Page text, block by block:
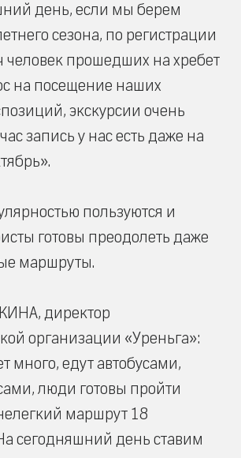
день, если мы берем
сезона, по регистрации
человек прошедших на хребет
на посещение наших
экскурсии очень
запись у нас есть даже на
пользуются и
готовы преодолеть даже
маршруты.
директор
организации «Уреньга»:
много, едут автобусами,
люди готовы пройти
маршрут 18
сегодняшний день ставим